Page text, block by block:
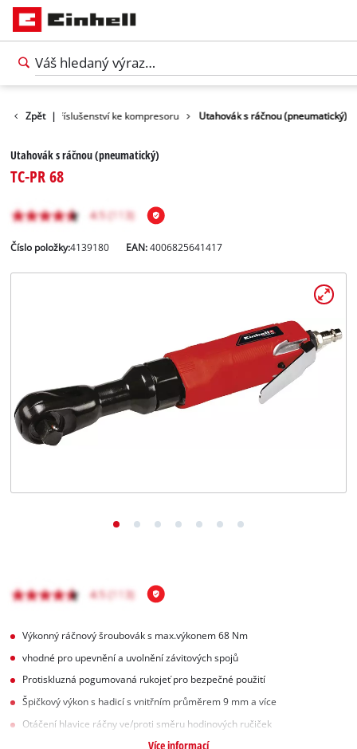
Deutsch
Zpět |
nářadí Příslušenství ke kompresoru Utahovák s ráčnou (pneumatický)
Utahovák s ráčnou (pneumatický)
TC-PR 68
Číslo položky:4139180 EAN:4006825641417
Výkonný ráčnový šroubovák s max.výkonem 68 Nm
vhodné pro upevnění a uvolnění závitových spojů
Protiskluzná pogumovaná rukojeť pro bezpečné použití
Špičkový výkon s hadicí s vnitřním průměrem 9 mm a více
Otáčení hlavice ráčny ve/proti směru hodinových ručiček
Více informací